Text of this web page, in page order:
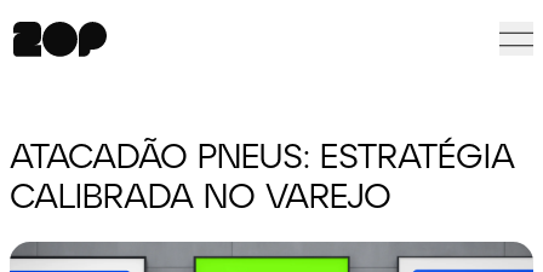
ATACADÃO PNEUS: ESTRATÉGIA
CALIBRADA NO VAREJO